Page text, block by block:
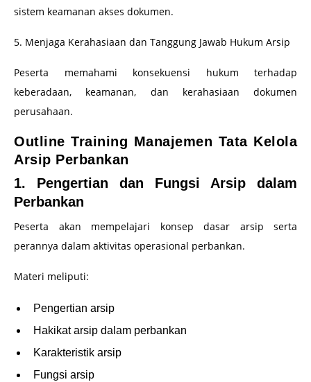
sistem keamanan akses dokumen.
5. Menjaga Kerahasiaan dan Tanggung Jawab Hukum Arsip
Peserta memahami konsekuensi hukum terhadap
keberadaan, keamanan, dan kerahasiaan dokumen
perusahaan.
Outline Training Manajemen Tata Kelola
Arsip Perbankan
1. Pengertian dan Fungsi Arsip dalam
Perbankan
Peserta akan mempelajari konsep dasar arsip serta
perannya dalam aktivitas operasional perbankan.
Materi meliputi:
Pengertian arsip
Hakikat arsip dalam perbankan
Karakteristik arsip
Fungsi arsip